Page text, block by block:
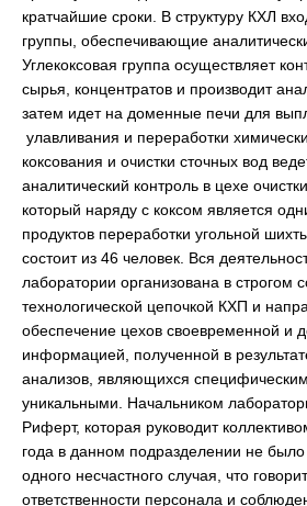
кратчайшие сроки. В структуру КХЛ
группы, обеспечивающие
Углекоксовая группа осуществляет
сырья, концентратов и производит
затем идет на доменные печи для
улавливания и переработки
коксования и очистки сточных вод
аналитический контроль в цехе очистки
который наряду с коксом является
продуктов переработки угольной
состоит из 46 человек. Вся
лаборатории организована в строгом
технологической цепочкой КХП и
обеспечение цехов своевременной и
информацией, полученной в
анализов, являющихся
уникальными. Начальником
Риферт, которая руководит
года в данном подразделении не
одного несчастного случая, что
ответственности персонала и